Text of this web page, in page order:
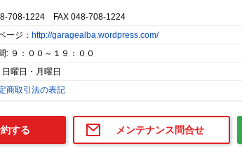
708-1224 FAX 048-708-1224
ージ： http://garagealba.wordpress.com/
: ９：００～１９：００
日曜日・月曜日
商取引法の表記
する メンテナンス問合せ